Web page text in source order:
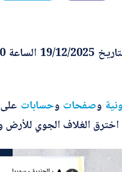
اسم المصحّح*
وصفحات وحسابات
اخترق الغلاف الجوي